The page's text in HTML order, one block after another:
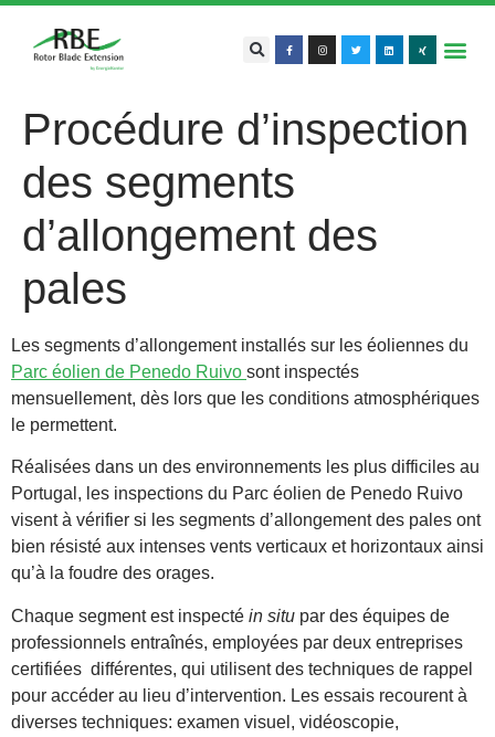
Procédure d’inspection
des segments
d’allongement des
pales
Les segments d’allongement installés sur les éoliennes du
Parc éolien de Penedo Ruivo sont inspectés
mensuellement, dès lors que les conditions atmosphériques
le permettent.
Réalisées dans un des environnements les plus difficiles au
Portugal, les inspections du Parc éolien de Penedo Ruivo
visent à vérifier si les segments d’allongement des pales ont
bien résisté aux intenses vents verticaux et horizontaux ainsi
qu’à la foudre des orages.
Chaque segment est inspecté in situ par des équipes de
professionnels entraînés, employées par deux entreprises
certifiées différentes, qui utilisent des techniques de rappel
pour accéder au lieu d’intervention. Les essais recourent à
diverses techniques: examen visuel, vidéoscopie,